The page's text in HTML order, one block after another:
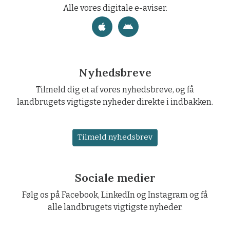
Alle vores digitale e-aviser.
Nyhedsbreve
Tilmeld dig et af vores nyhedsbreve, og få
landbrugets vigtigste nyheder direkte i indbakken.
Tilmeld nyhedsbrev
Sociale medier
Følg os på Facebook, LinkedIn og Instagram og få
alle landbrugets vigtigste nyheder.